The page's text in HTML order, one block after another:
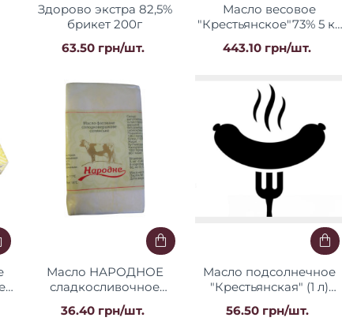
Здорово экстра 82,5%
брикет 200г
63.50 грн/шт.
Масло весовое
"Крестьянское"73% 5 кг
ТМ "БМ"
443.10 грн/шт.
Масло НАРОДНОЕ
сладкосливочное
крестьянское 72,5% 200
г
36.40 грн/шт.
Масло подсолнечное
"Крестьянская" (1 л)
56.50 грн/шт.